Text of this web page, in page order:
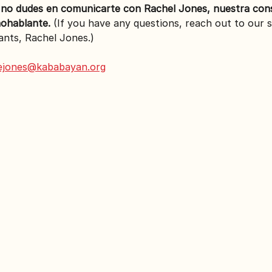
dudes en comunicarte con Rachel Jones, nuestra
(If you have any questions, reach out to our
Rachel Jones.)